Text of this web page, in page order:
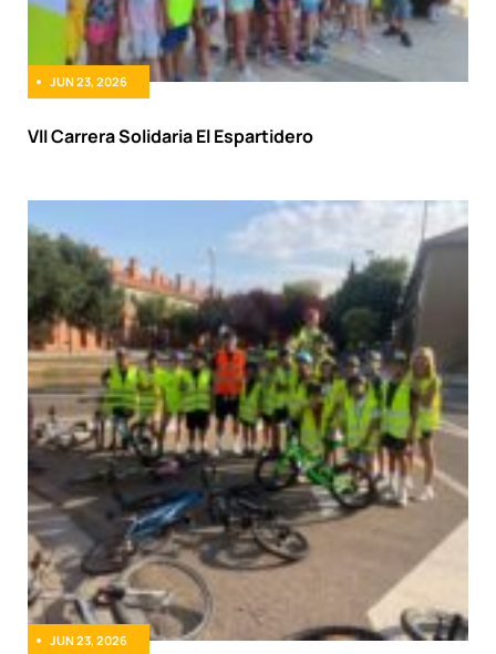
JUN 23, 2026
VII Carrera Solidaria El Espartidero
JUN 23, 2026